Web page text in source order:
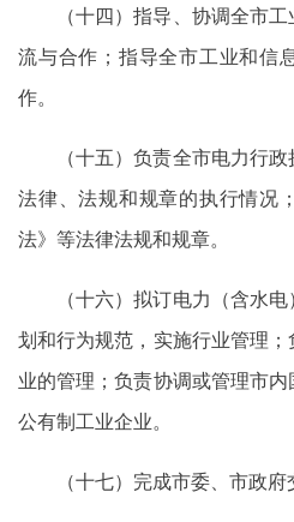
（十四）指导、协调全市
流与合作；指导全市工业和信
作。
（十五）负责全市电力行
法律、法规和规章的执行情况
法》等法律法规和规章。
（十六）拟订电力（含水
划和行为规范，实施行业管理
业的管理；负责协调或管理市
公有制工业企业。
（十七）完成市委、市政府